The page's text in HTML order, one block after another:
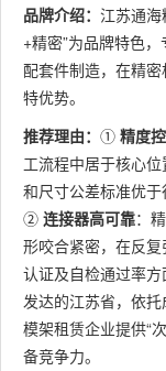
品牌介绍： 江苏通海
+精密”为品牌特色
配套件制造，在精
特优势。
推荐理由： ① 精度
工流程中居于核心
和尺寸公差标准优于
② 连接器高可靠：
形咬合紧密，在反
认证及自检通过率
发达的江苏省，依托
模架租赁企业提供“
备竞争力。